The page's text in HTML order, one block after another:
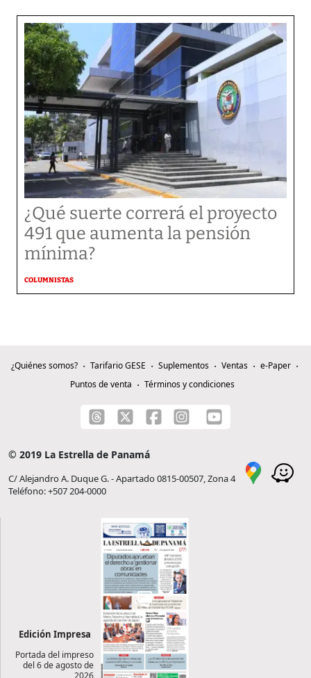
¿Qué suerte correrá el proyecto
491 que aumenta la pensión
mínima?
COLUMNISTAS
¿Quiénes somos? Tarifario GESE Suplementos Ventas
e-Paper
Puntos de venta
Términos y condiciones
© 2019 La Estrella de Panamá
C/ Alejandro A. Duque G. - Apartado 0815-00507, Zona 4
Teléfono: +507 204-0000
Edición Impresa
Portada del impreso
del 6 de agosto de
2026